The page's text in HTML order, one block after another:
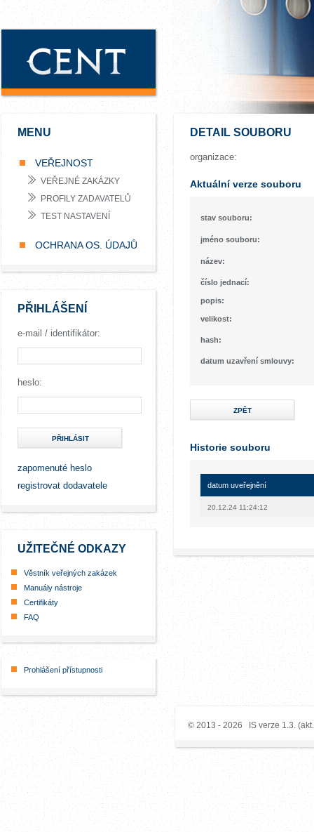
MENU
VEŘEJNOST
VEŘEJNÉ ZAKÁZKY
PROFILY ZADAVATELŮ
TEST NASTAVENÍ
OCHRANA OS. ÚDAJŮ
PŘIHLÁŠENÍ
e-mail / identifikátor:
heslo:
PŘIHLÁSIT
zapomenuté heslo
registrovat dodavatele
UŽITEČNÉ ODKAZY
Věstník veřejných zakázek
Manuály nástroje
Certifikáty
FAQ
Prohlášení přístupnosti
DETAIL SOUBORU
organizace:
Aktuální verze souboru
stav souboru:
jméno souboru:
název:
číslo jednací:
popis:
velikost:
hash:
datum uzavření smlouvy:
ZPĚT
Historie souboru
datum uveřejnění
20.12.24 11:24:12
© 2013 - 2026 IS verze 1.3.